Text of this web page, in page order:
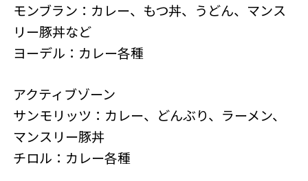
モンブラン：カレー、もつ丼、うどん、マンス
リー豚丼など
ヨーデル：カレー各種
アクティブゾーン
サンモリッツ：カレー、どんぶり、ラーメン、
マンスリー豚丼
チロル：カレー各種